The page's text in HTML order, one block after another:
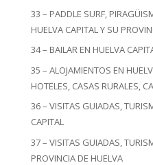
33 – PADDLE SURF,
HUELVA CAPITAL Y SU
34 – BAILAR EN HUELVA
35 – ALOJAMIENTOS EN
HOTELES, CASAS RURALES,
36 – VISITAS GUIADAS,
CAPITAL
37 – VISITAS GUIADAS,
PROVINCIA DE HUELVA